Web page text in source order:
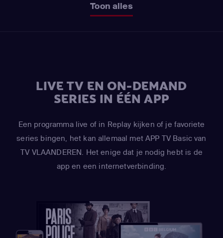
Toon alles
LIVE TV EN ON-DEMAND
SERIES IN ÉÉN APP
Een programma live of in Replay kijken of je favoriete
series bingen, het kan allemaal met APP TV Basic van
TV VLAANDEREN. Het enige dat je nodig hebt is de
app en een internetverbinding.